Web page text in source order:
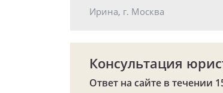
Ирина, г. Москва
Консультация
Ответ на сайте в течении